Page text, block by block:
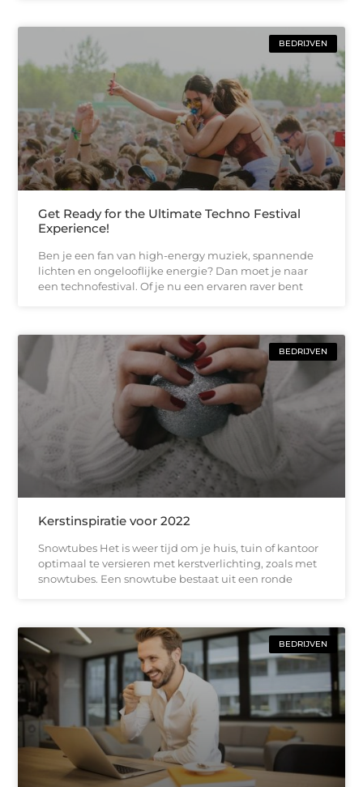
BEDRIJVEN
Get Ready for the Ultimate Techno Festival
Experience!
Ben je een fan van high-energy muziek, spannende
lichten en ongelooflijke energie? Dan moet je naar
een technofestival. Of je nu een ervaren raver bent
BEDRIJVEN
Kerstinspiratie voor 2022
Snowtubes Het is weer tijd om je huis, tuin of kantoor
optimaal te versieren met kerstverlichting, zoals met
snowtubes. Een snowtube bestaat uit een ronde
BEDRIJVEN